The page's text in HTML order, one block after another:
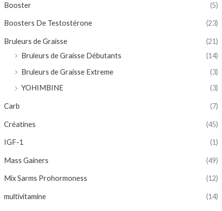
Booster (5)
Boosters De Testostérone (23)
Bruleurs de Graisse
(21)
Bruleurs de Graisse Débutants
(14)
Bruleurs de Graisse Extreme
(3)
YOHIMBINE
(3)
Carb (7)
Créatines (45)
IGF-1 (1)
Mass Gainers (49)
Mix Sarms Prohormoness (12)
multivitamine (14)